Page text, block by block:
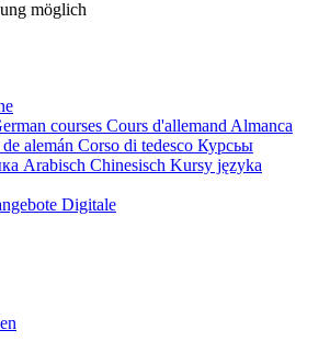
möglich
courses Cours d'allemand Almanca
alemán Corso di tedesco Курсьы
Arabisch Chinesisch Kursy języka
Digitale